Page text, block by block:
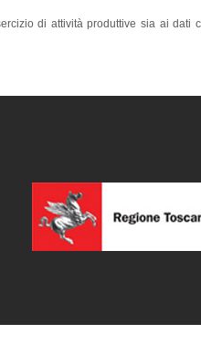
di attività produttive sia ai dati